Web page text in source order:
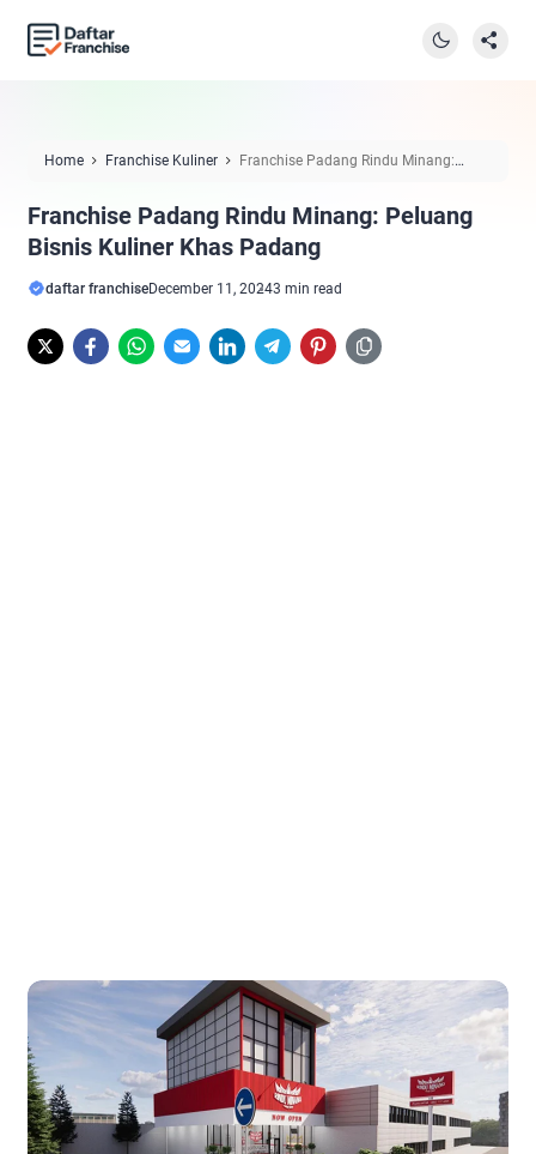
Home Franchise Kuliner
Franchise Padang Rindu Minang:
Franchise Padang Rindu Minang: Peluang
Bisnis Kuliner Khas Padang
daftar franchiseDecember 11, 20243 min read